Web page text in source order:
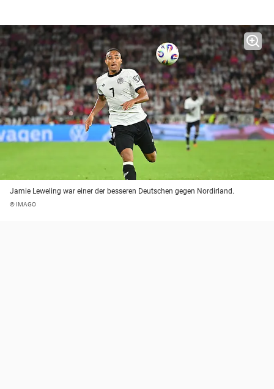
Jamie Leweling war einer der besseren Deutschen gegen Nordirland.
© IMAGO